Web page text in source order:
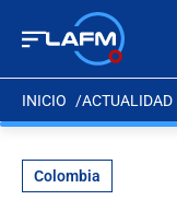
INICIO ACTUALIDAD
Colombia